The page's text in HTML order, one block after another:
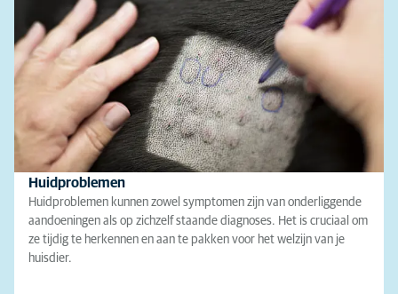
Huidproblemen
Huidproblemen kunnen zowel symptomen zijn van onderliggende
aandoeningen als op zichzelf staande diagnoses. Het is cruciaal om
ze tijdig te herkennen en aan te pakken voor het welzijn van je
huisdier.